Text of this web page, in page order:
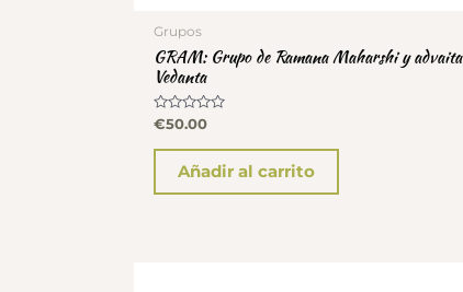
Grupos
GRAM: Grupo de Ramana Maharshi y advaita
Vedanta
Valorado
0
€50.00
Añadir al carrito